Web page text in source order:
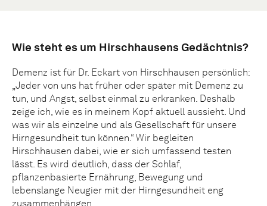
Wie steht es um Hirschhausens Gedächtnis?
Demenz ist für Dr. Eckart von Hirschhausen persönlich:
„Jeder von uns hat früher oder später mit Demenz zu
tun, und Angst, selbst einmal zu erkranken. Deshalb
zeige ich, wie es in meinem Kopf aktuell aussieht. Und
was wir als einzelne und als Gesellschaft für unsere
Hirngesundheit tun können.“ Wir begleiten
Hirschhausen dabei, wie er sich umfassend testen
lässt. Es wird deutlich, dass der Schlaf,
pflanzenbasierte Ernährung, Bewegung und
lebenslange Neugier mit der Hirngesundheit eng
zusammenhängen.